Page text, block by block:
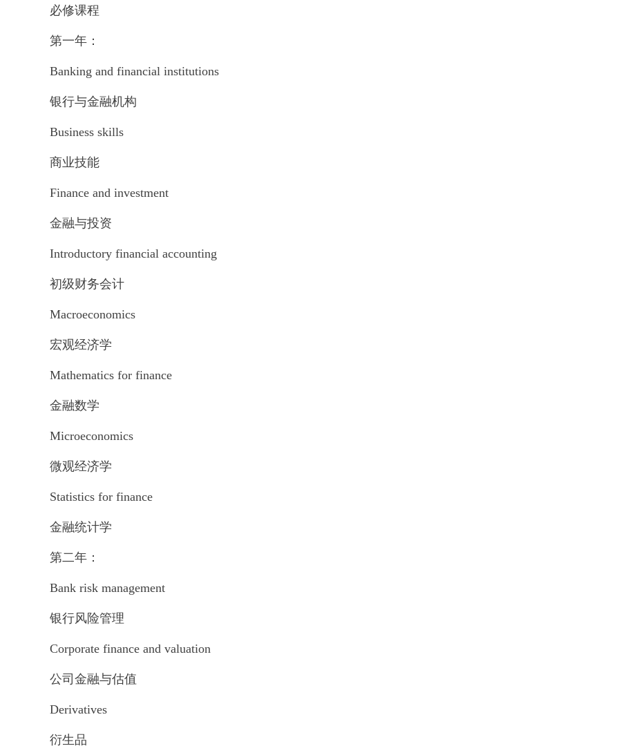
必修课程
第一年：
Banking and financial institutions
银行与金融机构
Business skills
商业技能
Finance and investment
金融与投资
Introductory financial accounting
初级财务会计
Macroeconomics
宏观经济学
Mathematics for finance
金融数学
Microeconomics
微观经济学
Statistics for finance
金融统计学
第二年：
Bank risk management
银行风险管理
Corporate finance and valuation
公司金融与估值
Derivatives
衍生品